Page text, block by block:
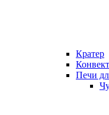
Кратер
Печи